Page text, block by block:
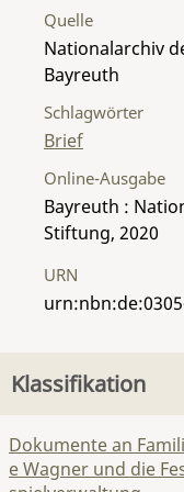
Quelle
Nationalarchiv
Bayreuth
Schlagwörter
Brief
Online-Ausgabe
Bayreuth :
Stiftung, 2020
URN
Klassifikation
Dokumente an Famili
e Wagner und die